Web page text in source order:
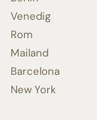
Venedig
Rom
Mailand
Barcelona
New York